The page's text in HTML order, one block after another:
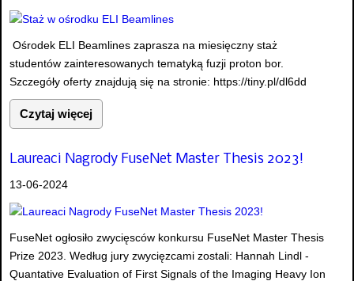
Ośrodek ELI Beamlines zaprasza na miesięczny staż
studentów zainteresowanych tematyką fuzji proton bor.
Szczegóły oferty znajdują się na stronie: https://tiny.pl/dl6dd
Czytaj więcej
Laureaci Nagrody FuseNet Master Thesis 2023!
13-06-2024
FuseNet ogłosiło zwycięsców konkursu FuseNet Master Thesis
Prize 2023. Według jury zwycięzcami zostali: Hannah Lindl -
Quantative Evaluation of First Signals of the Imaging Heavy Ion